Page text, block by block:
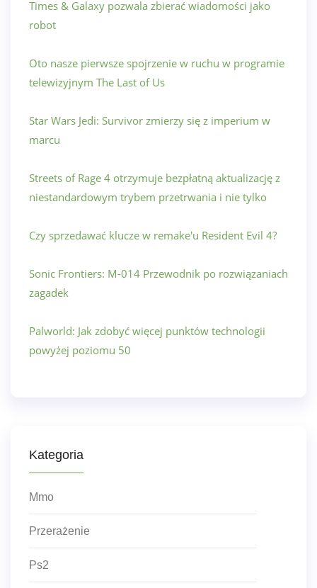
Times & Galaxy pozwala zbierać wiadomości jako
robot
Oto nasze pierwsze spojrzenie w ruchu w programie
telewizyjnym The Last of Us
Star Wars Jedi: Survivor zmierzy się z imperium w
marcu
Streets of Rage 4 otrzymuje bezpłatną aktualizację z
niestandardowym trybem przetrwania i nie tylko
Czy sprzedawać klucze w remake'u Resident Evil 4?
Sonic Frontiers: M-014 Przewodnik po rozwiązaniach
zagadek
Palworld: Jak zdobyć więcej punktów technologii
powyżej poziomu 50
Kategoria
Mmo
Przerażenie
Ps2